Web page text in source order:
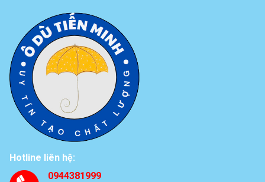
Hotline liên hệ:
0944381999